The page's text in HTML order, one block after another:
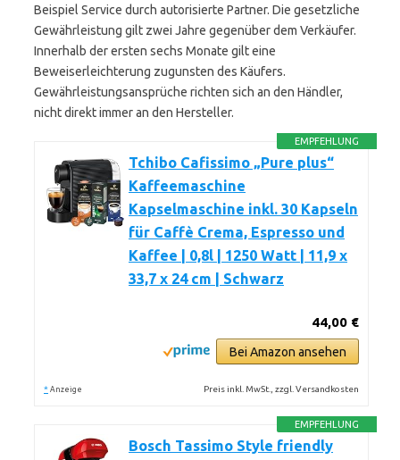
Beispiel Service durch autorisierte Partner. Die gesetzliche
Gewährleistung gilt zwei Jahre gegenüber dem Verkäufer.
Innerhalb der ersten sechs Monate gilt eine
Beweiserleichterung zugunsten des Käufers.
Gewährleistungsansprüche richten sich an den Händler,
nicht direkt immer an den Hersteller.
EMPFEHLUNG
Tchibo Cafissimo „Pure plus“
Kaffeemaschine
Kapselmaschine inkl. 30 Kapseln
für Caffè Crema, Espresso und
Kaffee | 0,8l | 1250 Watt | 11,9 x
33,7 x 24 cm | Schwarz
44,00 €
Bei Amazon ansehen
* Anzeige Preis inkl. MwSt., zzgl. Versandkosten
EMPFEHLUNG
Bosch Tassimo Style friendly